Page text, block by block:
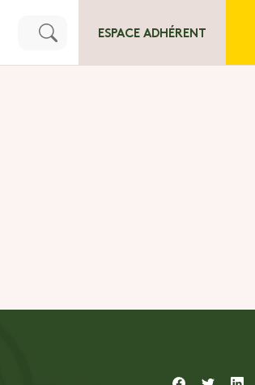
ESPACE ADHÉRENT